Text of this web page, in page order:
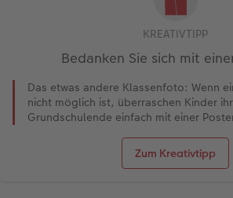
KREATIVTIPP
Bedanken Sie sich mit
Das etwas andere Klassenfoto: Wenn
nicht möglich ist, überraschen Kinder
Grundschulende einfach mit einer
Zum Kreativtipp